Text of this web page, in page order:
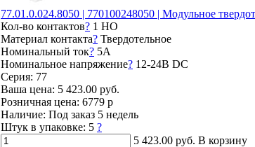
77.01.0.024.8050 | 770100248050 | Модульное
Кол-во контактов? 1 НО
Материал контакта? Твердотельное
Номинальный ток? 5А
Номинальное напряжение? 12-24В DC
Серия: 77
Ваша цена: 5 423.00 руб.
Розничная цена: 6779 р
Наличие: Под заказ 5 недель
Штук в упаковке: 5 ?
5 423.00 руб. В корзину